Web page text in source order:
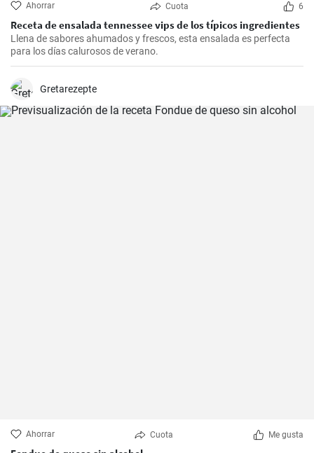
Ahorrar Cuota 6
Receta de ensalada tennessee vips de los típicos ingredientes
Llena de sabores ahumados y frescos, esta ensalada es perfecta
para los días calurosos de verano.
Gretarezepte
Ahorrar Cuota Me gusta